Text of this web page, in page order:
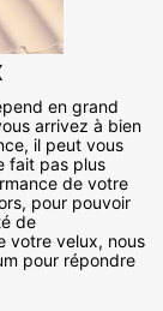
en grand
arrivez à bien
il peut vous
fait pas plus
de votre
pour pouvoir
de
votre velux, nous
pour répondre